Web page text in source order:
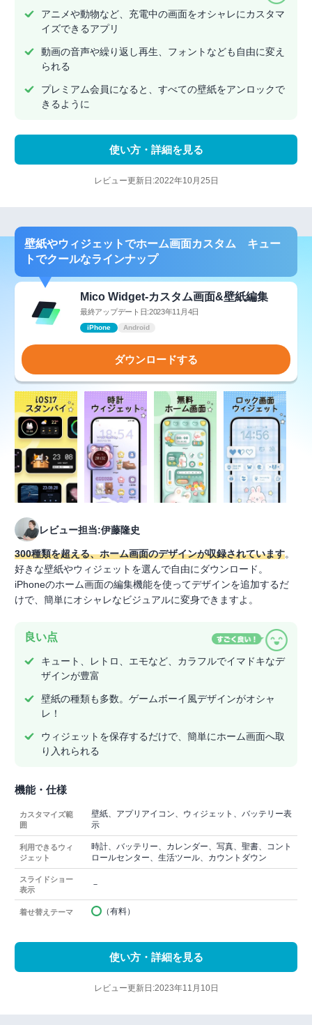
アニメや動物など、充電中の画面をオシャレにカスタマ
イズできるアプリ
動画の音声や繰り返し再生、フォントなども自由に変え
られる
プレミアム会員になると、すべての壁紙をアンロックで
きるように
使い方・詳細を見る
レビュー更新日:2022年10月25日
壁紙やウィジェットでホーム画面カスタム キュー
トでクールなラインナップ
Mico Widget-カスタム画面&壁紙編集
最終アップデート日:2023年11月4日
iPhone Android
ダウンロードする
レビュー担当:伊藤隆史
300種類を超える、ホーム画面のデザインが収録されています。
好きな壁紙やウィジェットを選んで自由にダウンロード。
iPhoneのホーム画面の編集機能を使ってデザインを追加するだ
けで、簡単にオシャレなビジュアルに変身できますよ。
良い点
キュート、レトロ、エモなど、カラフルでイマドキなデ
ザインが豊富
壁紙の種類も多数。ゲームボーイ風デザインがオシャ
レ！
ウィジェットを保存するだけで、簡単にホーム画面へ取
り入れられる
機能・仕様
カスタマイズ範
囲
壁紙、アプリアイコン、ウィジェット、バッテリー表
示
利用できるウィ
ジェット
時計、バッテリー、カレンダー、写真、聖書、コント
ロールセンター、生活ツール、カウントダウン
スライドショー
表示
－
着せ替えテーマ （有料）
使い方・詳細を見る
レビュー更新日:2023年11月10日